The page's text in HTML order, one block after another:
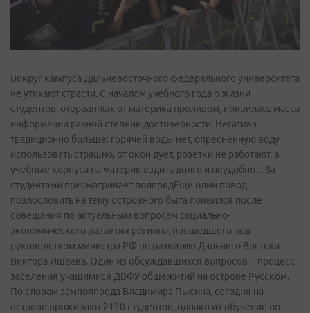
Вокруг кампуса Дальневосточного федерального университета
не утихают страсти. С началом учебного года о жизни
студентов, оторванных от материка проливом, появилась масса
информации разной степени достоверности. Негатива
традиционно больше: горячей воды нет, опресненную воду
использовать страшно, от окон дует, розетки не работают, в
учебные корпуса на материк ездить долго и неудобно…За
студентами присматривает полпредЕще один повод
позлословить на тему островного быта появился после
совещания по актуальным вопросам социально­
экономического развития региона, прошедшего под
руководством министра РФ по развитию Дальнего Востока
Виктора Ишаева. Один из обсуждавшихся вопросов – процесс
заселения учащимися ДВФУ общежитий на острове Русском.
По словам замполпреда Владимира Пысина, сегодня на
острове проживают 2120 студентов, однако их обучение по-